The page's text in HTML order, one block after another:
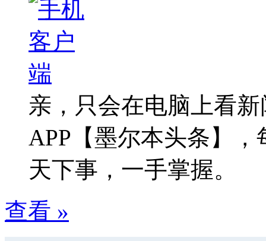
亲，只会在电脑上看
APP【墨尔本头条】
天下事，一手掌握。
查看 »